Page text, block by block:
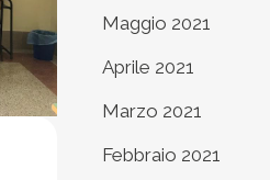
Maggio 2021
Aprile 2021
Marzo 2021
Febbraio 2021